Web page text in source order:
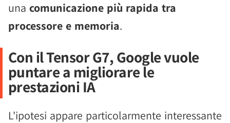
una comunicazione più rapida tra
processore e memoria.
Con il Tensor G7, Google vuole
puntare a migliorare le
prestazioni IA
L'ipotesi appare particolarmente interessante